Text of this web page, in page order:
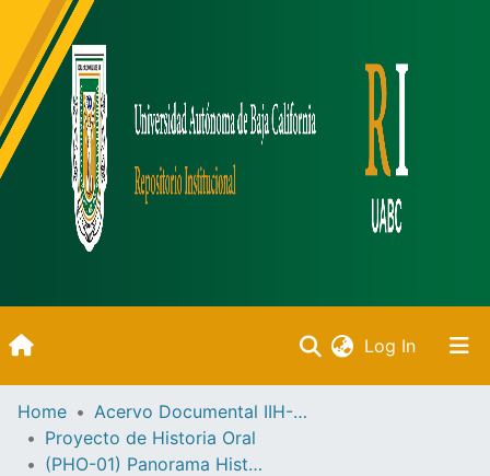
Log In(current)
Inicio
Communities & Collections
Home
Acervo Documental IIH-UABC
Proyecto de Historia Oral
(PHO-01) Panorama Histórico Baja California